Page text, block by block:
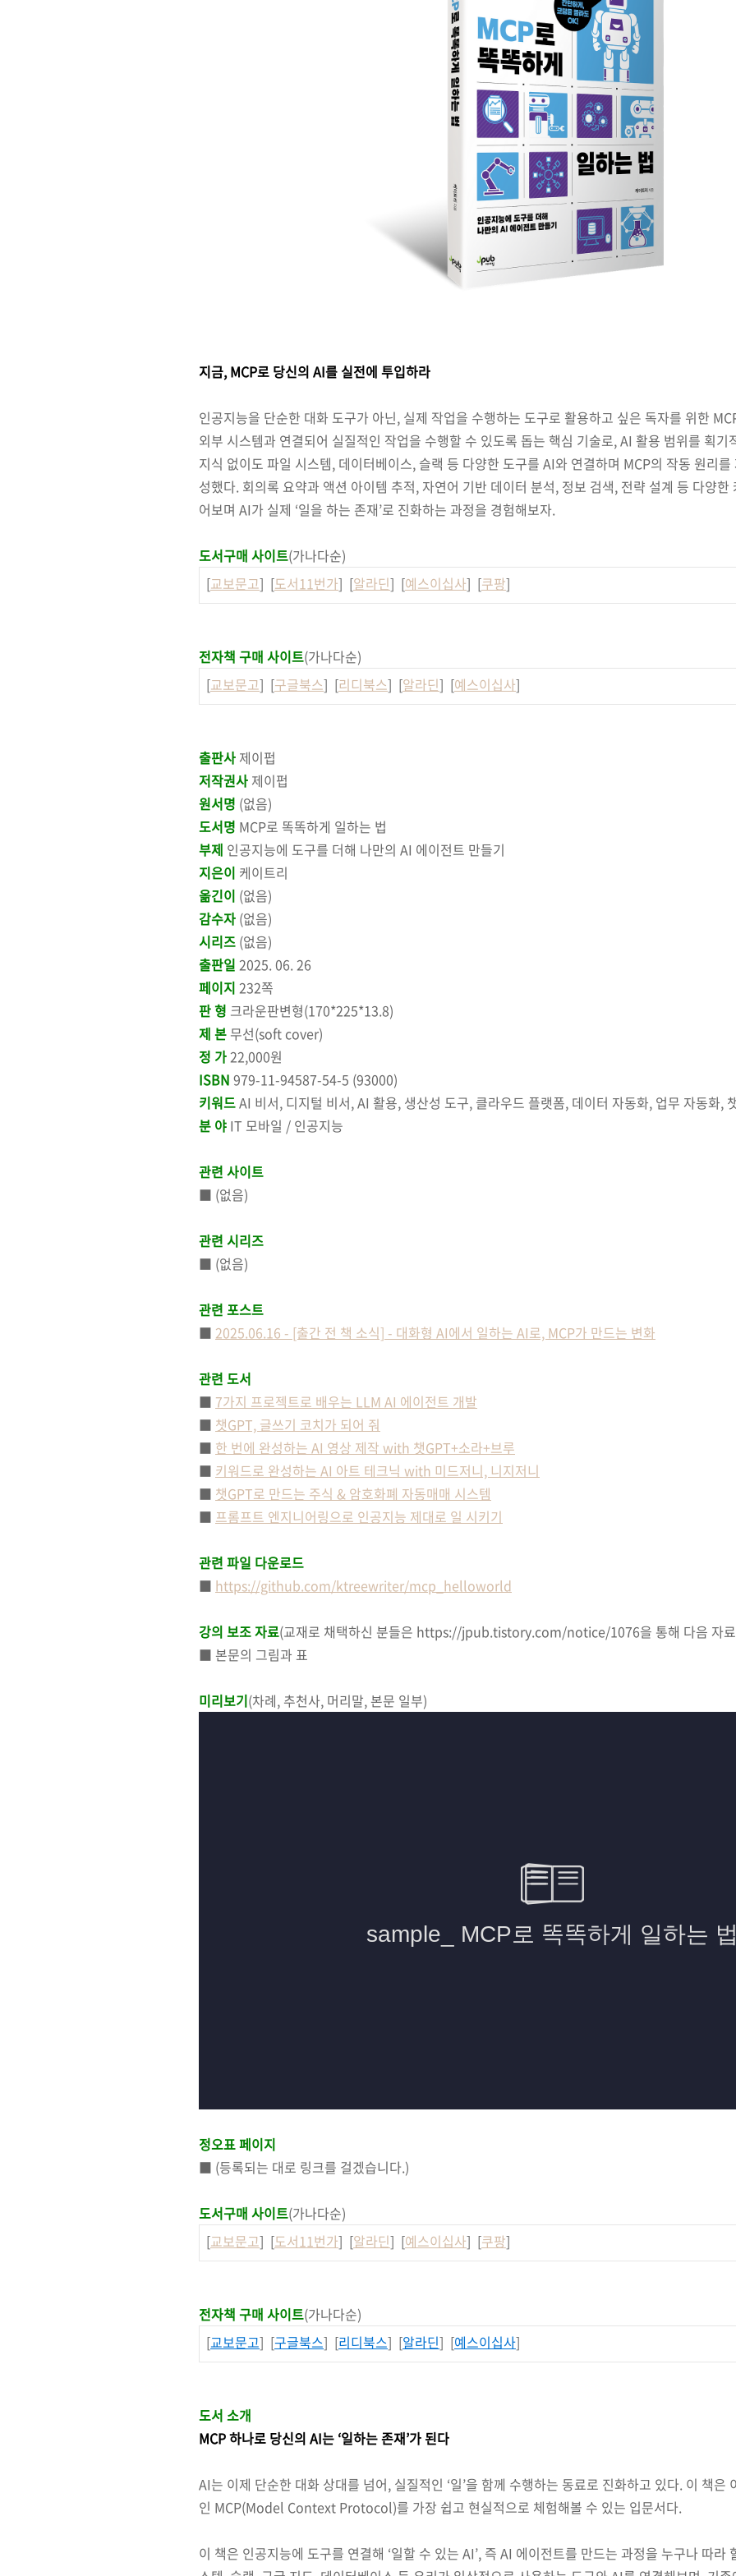
지금, MCP로 당신의 AI를 실전에 투입하라
인공지능을 단순한 대화 도구가 아닌, 실제 작업을 수행하는 도구로 활용하고 싶은 독자를 위한
외부 시스템과 연결되어 실질적인 작업을 수행할 수 있도록 돕는 핵심 기술로, AI 활용 범위를 획기
지식 없이도 파일 시스템, 데이터베이스, 슬랙 등 다양한 도구를 AI와 연결하며 MCP의 작동 원리
성했다. 회의록 요약과 액션 아이템 추적, 자연어 기반 데이터 분석, 정보 검색, 전략 설계 등 다양
어보며 AI가 실제 ‘일을 하는 존재’로 진화하는 과정을 경험해보자.
도서구매 사이트(가나다순)
[교보문고] [도서11번가] [알라딘] [예스이십사] [쿠팡]
전자책 구매 사이트(가나다순)
[교보문고] [구글북스] [리디북스] [알라딘] [예스이십사]
출판사 제이펍
저작권사 제이펍
원서명 (없음)
도서명 MCP로 똑똑하게 일하는 법
부제 인공지능에 도구를 더해 나만의 AI 에이전트 만들기
지은이 케이트리
옮긴이 (없음)
감수자 (없음)
시리즈 (없음)
출판일 2025. 06. 26
페이지 232쪽
판 형 크라운판변형(170*225*13.8)
제 본 무선(soft cover)
정 가22,000원
ISBN 979-11-94587-54-5 (93000)
키워드AI 비서, 디지털 비서, AI 활용, 생산성 도구, 클라우드 플랫폼, 데이터 자동화, 업무 자동화,
분 야 IT 모바일 / 인공지능
관련 사이트
■ (없음)
관련 시리즈
■ (없음)
관련 포스트
■ 2025.06.16 - [출간 전 책 소식] - 대화형 AI에서 일하는 AI로, MCP가 만드는 변화
관련 도서
■ 7가지 프로젝트로 배우는 LLM AI 에이전트 개발
■ 챗GPT, 글쓰기 코치가 되어 줘
■ 한 번에 완성하는 AI 영상 제작 with 챗GPT+소라+브루
■ 키워드로 완성하는 AI 아트 테크닉 with 미드저니, 니지저니
■ 챗GPT로 만드는 주식 & 암호화폐 자동매매 시스템
■ 프롬프트 엔지니어링으로 인공지능 제대로 일 시키기
관련 파일 다운로드
■ https://github.com/ktreewriter/mcp_helloworld
강의 보조 자료(교재로 채택하신 분들은 https://jpub.tistory.com/notice/1076을 통해 다음 자료
■ 본문의 그림과 표
미리보기(차례, 추천사, 머리말, 본문 일부)
정오표 페이지
■ (등록되는 대로 링크를 걸겠습니다.)
도서구매 사이트(가나다순)
[교보문고] [도서11번가] [알라딘] [예스이십사] [쿠팡]
전자책 구매 사이트(가나다순)
[교보문고] [구글북스] [리디북스] [알라딘] [예스이십사]
도서 소개
MCP 하나로 당신의 AI는 ‘일하는 존재’가 된다
AI는 이제 단순한 대화 상대를 넘어, 실질적인 ‘일’을 함께 수행하는 동료로 진화하고 있다. 이 책은
인 MCP(Model Context Protocol)를 가장 쉽고 현실적으로 체험해볼 수 있는 입문서다.
이 책은 인공지능에 도구를 연결해 ‘일할 수 있는 AI’, 즉 AI 에이전트를 만드는 과정을 누구나 따라